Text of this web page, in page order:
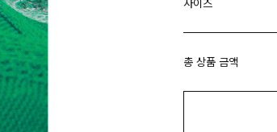
사이즈
총 상품 금액